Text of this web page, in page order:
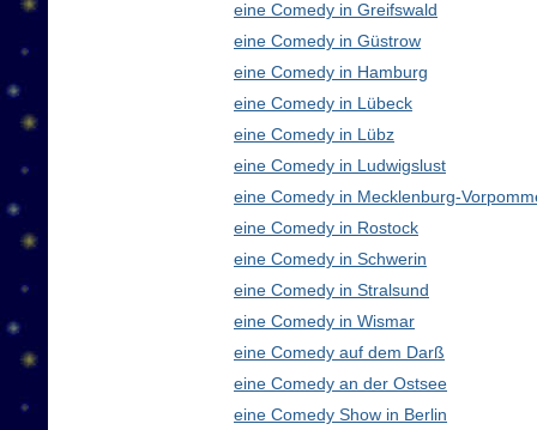
eine Comedy in Greifswald
eine Comedy in Güstrow
eine Comedy in Hamburg
eine Comedy in Lübeck
eine Comedy in Lübz
eine Comedy in Ludwigslust
eine Comedy in Mecklenburg-
eine Comedy in Rostock
eine Comedy in Schwerin
eine Comedy in Stralsund
eine Comedy in Wismar
eine Comedy auf dem Darß
eine Comedy an der Ostsee
eine Comedy Show in Berlin